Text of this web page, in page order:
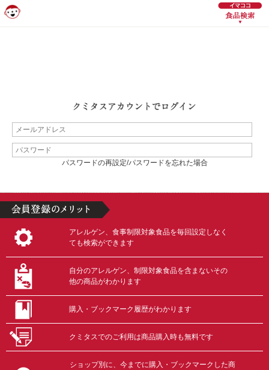
パスワードの再設定/パスワードを忘れた場合
アレルゲン、食事制限対象食品を毎回設定しなく
ても検索ができます
自分のアレルゲン、制限対象食品を含まないその
他の商品がわかります
購入・ブックマーク履歴がわかります
クミタスでのご利用は商品購入時も無料です
ショップ別に、今までに購入・ブックマークした商